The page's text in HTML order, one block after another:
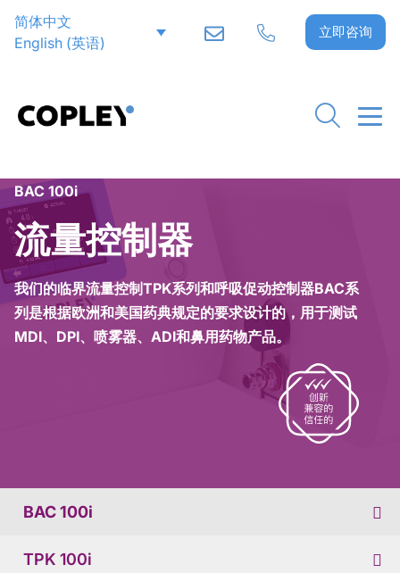
简体中文
English(英语)
立即咨询
BAC 100i
流量控制器
我们的临界流量控制TPK系列和呼吸促动控制器BAC系
列是根据欧洲和美国药典规定的要求设计的，用于测试
MDI、DPI、喷雾器、ADI和鼻用药物产品。
BAC 100i
TPK 100i